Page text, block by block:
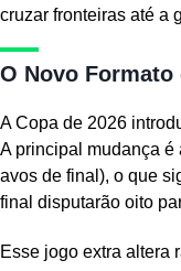
cruzar fronteiras até a
O Novo
A Copa de 2026
A principal mudança é
avos de final), o que
final disputarão oito
Esse jogo extra altera